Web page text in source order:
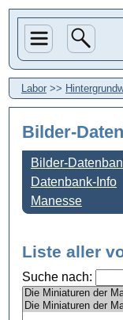
Labor >>
Bilder-
Bilder-
Datenbank-Info
Manesse
Liste aller
Suche nach: